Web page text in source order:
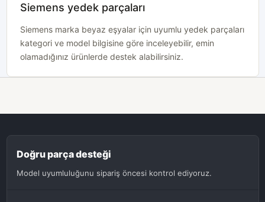
Siemens yedek parçaları
Siemens marka beyaz eşyalar için uyumlu yedek parçaları
kategori ve model bilgisine göre inceleyebilir, emin
olamadığınız ürünlerde destek alabilirsiniz.
Doğru parça desteği
Model uyumluluğunu sipariş öncesi kontrol ediyoruz.